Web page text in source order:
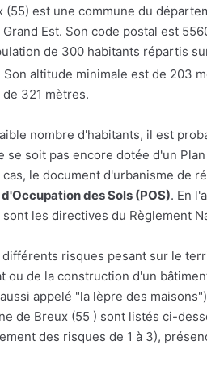
(55) est une commune du
Est. Son code postal est
de 300 habitants répartis
Son altitude minimale est de 203
321 mètres.
nombre d'habitants, il est
se soit pas encore dotée d'un Plan
le document d'urbanisme de
d'Occupation des Sols (POS). En
les directives du Règlement
risques pesant sur le
ou de la construction d'un
appelé "la lèpre des
de Breux (55 ) sont listés ci-
des risques de 1 à 3),